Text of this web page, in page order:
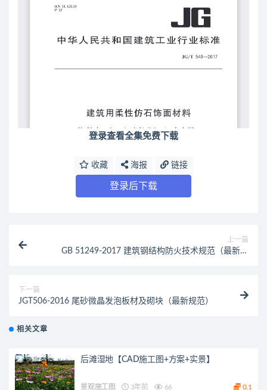
登录查看全集免费下载
收藏 海报 链接
登录后下载
上一篇
GB 51249-2017 建筑钢结构防火技术规范（最新规
下一篇
JGT506-2016 尾砂微晶发泡板材及砌块（最新规范）
相关文章
后滩湿地【CAD施工图+方案+实景】
景观施工图 3年前 66 0.1